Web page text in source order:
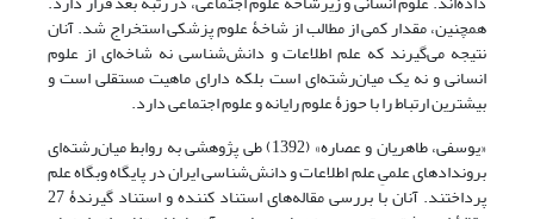
همچنین، مقدار کمی از مطالب از شاخۀ علوم پزشکی استخراج شد. آنان
نتیجه می‌گیرند که علم اطلاعات و دانش‌شناسی نه شاخه‌ای از علوم
انسانی و نه یک میان‌رشته‌ای است بلکه دارای ماهیت مستقلی است و
بیشترین ارتباط را با حوزۀ علوم رایانه و علوم اجتماعی دارد.
«یوسفی، طاهریان و عصاره» (1392) طی پژوهشی به روابط میان‌رشته‌ای
بروندادهای علمیِ علم اطلاعات و دانش‌شناسی ایران در پایگاه وبگاه علم
پرداختند. آنان با بررسی مقاله‌های استناد کننده و استناد گیرندۀ 27